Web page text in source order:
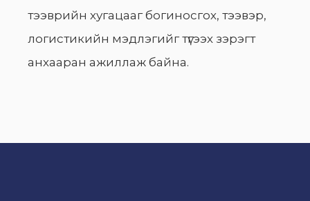
тээврийн хугацааг богиносгох, тээвэр,
логистикийн мэдлэгийг түгээх зэрэгт
анхааран ажиллаж байна.